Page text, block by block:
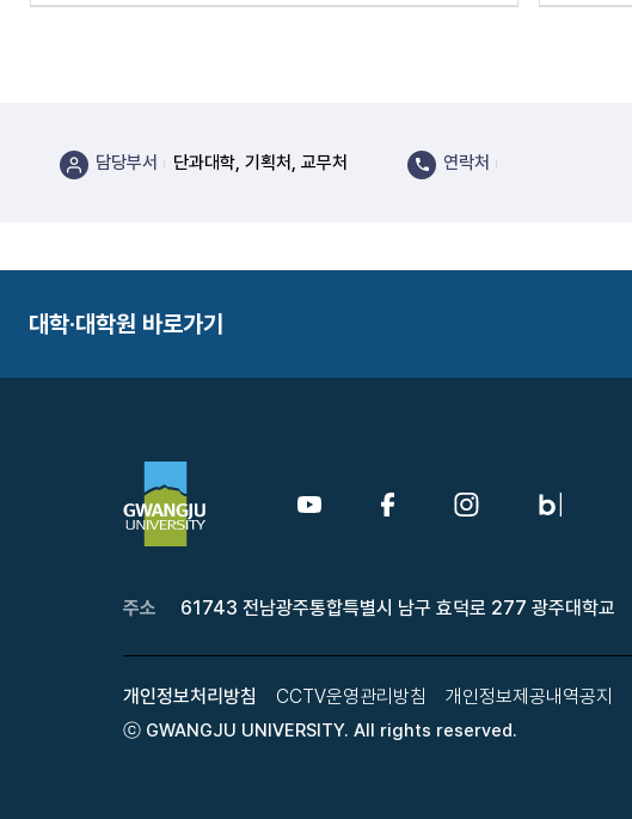
담당부서 단과대학, 기획처, 교무처 연락처
대학·대학원 바로가기
주소 61743 전남광주통합특별시 남구 효덕로 277 광주대학교
개인정보처리방침 CCTV운영관리방침 개인정보제공내역공지
ⓒ GWANGJU UNIVERSITY. All rights reserved.